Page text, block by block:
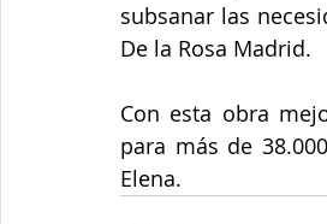
subsanar las
De la Rosa Madrid.
Con esta obra
para más de
Elena.